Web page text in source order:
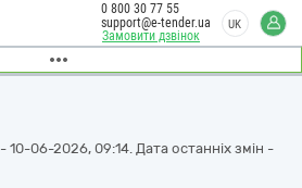
Замовити дзвінок
0 800 30 77 55
support@e-tender.ua
UK
06-2026, 09:14. Дата останніх змін -